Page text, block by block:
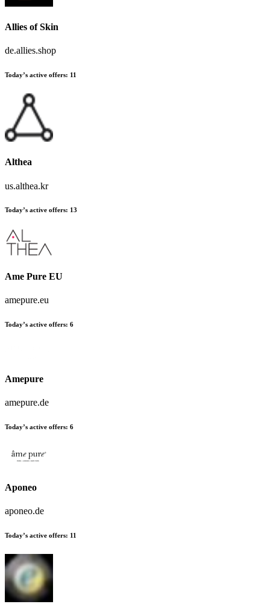
Allies of Skin
de.allies.shop
Today’s active offers: 11
Althea
us.althea.kr
Today’s active offers: 13
Ame Pure EU
amepure.eu
Today’s active offers: 6
Amepure
amepure.de
Today’s active offers: 6
Aponeo
aponeo.de
Today’s active offers: 11